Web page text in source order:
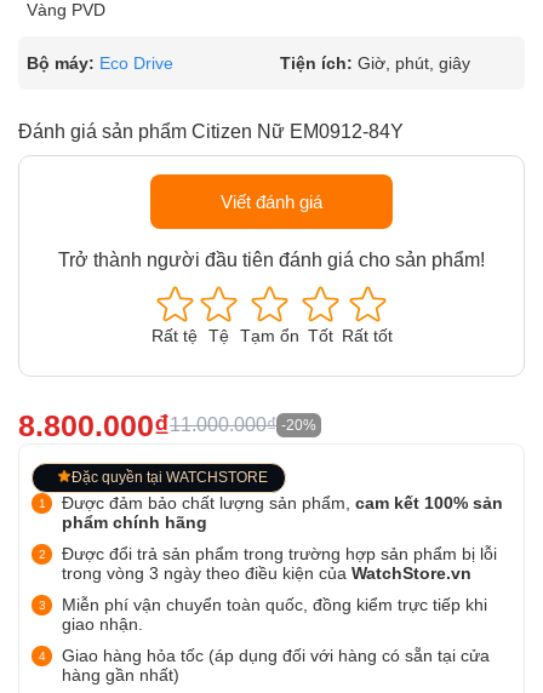
Vàng PVD
Bộ máy: Eco Drive Tiện ích: Giờ, phút, giây
Đánh giá sản phẩm Citizen Nữ EM0912-84Y
Viết đánh giá
Trở thành người đầu tiên đánh giá cho sản phẩm!
Rất tệ Tệ Tạm ổn Tốt Rất tốt
8.800.000₫11.000.000₫ -20%
Đặc quyền tại WATCHSTORE
Được đảm bảo chất lượng sản phẩm, cam kết 100% sản
phẩm chính hãng
Được đổi trả sản phẩm trong trường hợp sản phẩm bị lỗi
trong vòng 3 ngày theo điều kiện của WatchStore.vn
Miễn phí vận chuyển toàn quốc, đồng kiểm trực tiếp khi
giao nhận.
Giao hàng hỏa tốc (áp dụng đối với hàng có sẵn tại cửa
hàng gần nhất)